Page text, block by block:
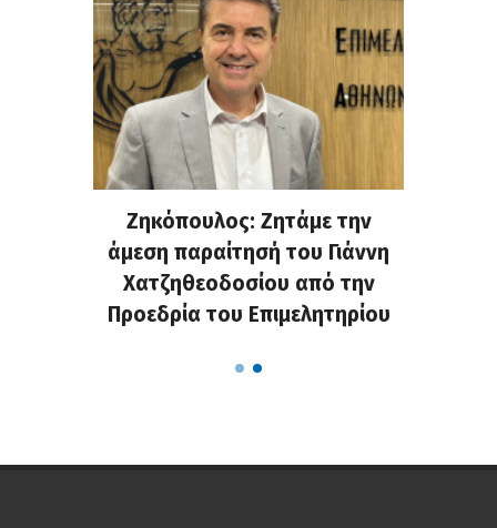
Ζηκόπουλος: Ζητάμε την
άμεση παραίτησή του Γιάννη
Χατζηθεοδοσίου από την
Προεδρία του Επιμελητηρίου